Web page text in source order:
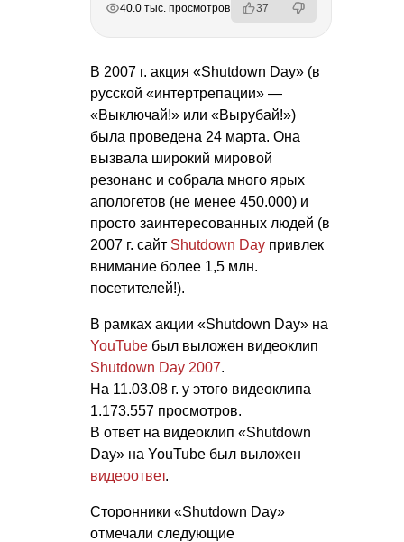
40.0 тыс. просмотров 37
В 2007 г. акция «Shutdown Day» (в
русской «интертрепации» —
«Выключай!» или «Вырубай!»)
была проведена 24 марта. Она
вызвала широкий мировой
резонанс и собрала много ярых
апологетов (не менее 450.000) и
просто заинтересованных людей (в
2007 г. сайт Shutdown Day привлек
внимание более 1,5 млн.
посетителей!).
В рамках акции «Shutdown Day» на
YouTube был выложен видеоклип
Shutdown Day 2007.
На 11.03.08 г. у этого видеоклипа
1.173.557 просмотров.
В ответ на видеоклип «Shutdown
Day» на YouTube был выложен
видеоответ.
Сторонники «Shutdown Day»
отмечали следующие